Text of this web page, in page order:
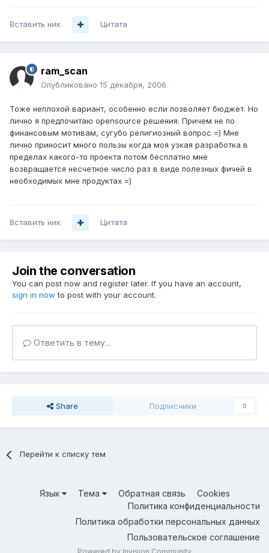
Вставить ник Цитата
ram_scan
Опубликовано 15 декабря, 2006
Тоже неплохой вариант, особенно если позволяет бюджет. Но
лично я предпочитаю opensource решения. Причем не по
финансовым мотивам, сугубо религиозный вопрос =) Мне
лично приносит много пользы когда моя узкая разработка в
пределах какого-то проекта потом бесплатно мне
возвращается несчетное число раз в виде полезных фичей в
необходимых мне продуктах =)
Вставить ник Цитата
Join the conversation
You can post now and register later. If you have an account,
sign in now to post with your account.
Ответить в тему...
Share Подписчики 0
Перейти к списку тем
Язык Тема Обратная связь
Cookies
Политика конфиденциальности
Политика обработки персональных данных
Пользовательское соглашение